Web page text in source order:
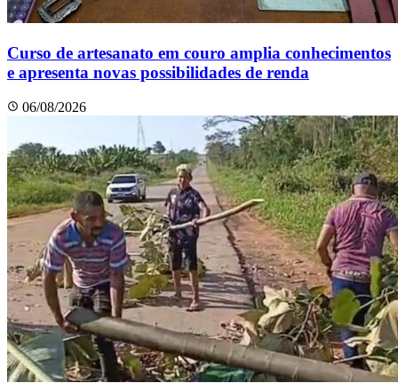
Curso de artesanato em couro amplia conhecimentos
e apresenta novas possibilidades de renda
06/08/2026